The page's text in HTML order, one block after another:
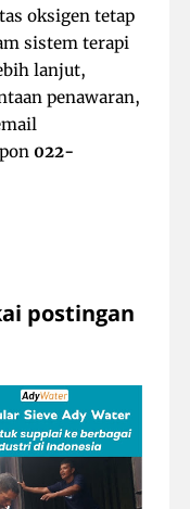
oksigen tetap
sistem terapi
lanjut,
penawaran,
022-
postingan